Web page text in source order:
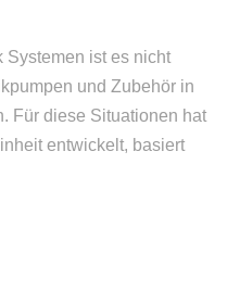
Systemen ist es nicht
und Zubehör in
Für diese Situationen hat
entwickelt, basiert